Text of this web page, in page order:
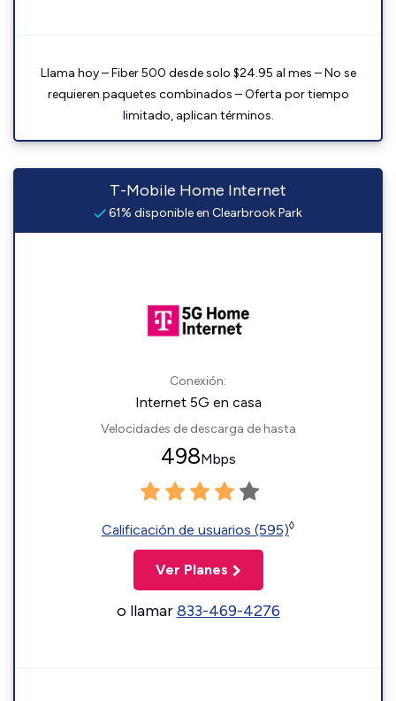
Llama hoy – Fiber 500 desde solo $24.95 al mes – No se
requieren paquetes combinados – Oferta por tiempo
limitado, aplican términos.
T-Mobile Home Internet
61% disponible en Clearbrook Park
Conexión:
Internet 5G en casa
Velocidades de descarga de hasta
498Mbps
Calificación de usuarios (595)◊
Ver Planes
o llamar833-469-4276